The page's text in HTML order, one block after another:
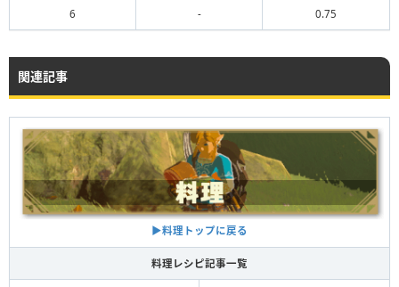
6 - 0.75
関連記事
▶料理トップに戻る
料理レシピ記事一覧